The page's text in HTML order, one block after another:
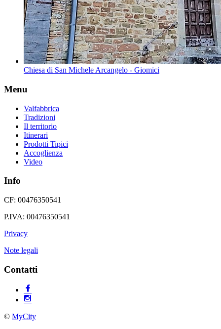
Chiesa di San Michele Arcangelo - Giomici
Menu
Valfabbrica
Tradizioni
Il territorio
Itinerari
Prodotti Tipici
Accoglienza
Video
Info
CF: 00476350541
P.IVA: 00476350541
Privacy
Note legali
Contatti
© MyCity